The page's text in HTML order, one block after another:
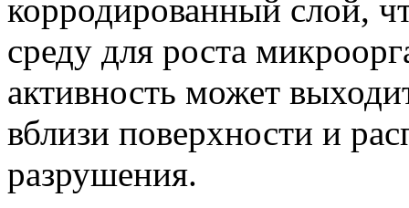
корродированный слой,
среду для роста
активность может
вблизи поверхности и
разрушения.